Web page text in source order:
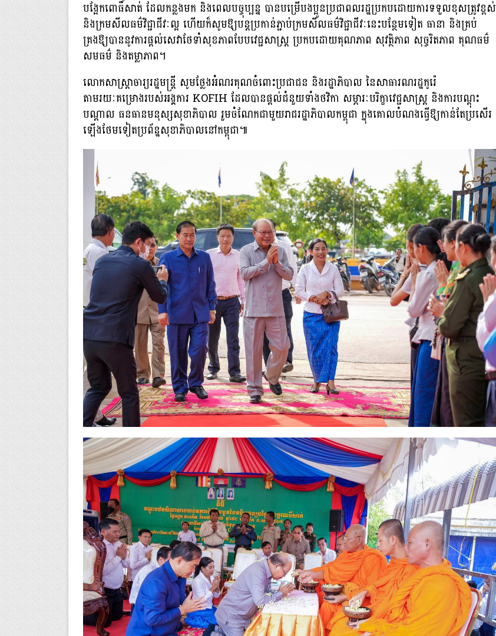
បង្អែកពោធិ៍សាត់ ដែលកន្លងមក និងពេលបច្ចុប្បន្ន បានបម្រើបងប្អូនប្រជាពលរដ្ឋប្រកបដោយការទទួលខុសត្រូវខ្ពស់
និងក្រមសីលធម៌វិជ្ជាជីវៈល្អ ហើយក៏សូមឱ្យបន្តប្រកាន់ភ្ជាប់ក្រមសីលធម៌វិជ្ជាជីវៈនេះបន្ថែមទៀត ធានា និងគ្រប់
គ្រងឱ្យបាននូវការផ្តល់សេវាថែទាំសុខភាពបែបវេជ្ជសាស្ត្រ ប្រកបដោយគុណភាព សុវត្ថិភាព សុច្ចរិតភាព គុណធម៌
សមធម៌ និងតម្លាភាព។
លោកសាស្រ្តាចារ្យរដ្ឋមន្រ្តី សូមថ្លែងអំណរគុណចំពោះប្រជាជន និងរដ្ឋាភិបាល នៃសាធារណរដ្ឋកូរ៉េ
តាមរយៈគម្រោងរបស់អង្គការ KOFIH ដែលបានផ្តល់ជំនួយទាំងថវិកា សម្ភារៈបរិក្ខាវេជ្ជសាស្រ្ត និងការបណ្តុះ
បណ្តាល ធនធានមនុស្សសុខាភិបាល រួមចំណែកជាមួយរាជរដ្ឋាភិបាលកម្ពុជា ក្នុងគោលបំណងធ្វើឱ្យកាន់តែប្រសើរ
ឡើងថែមទៀតប្រព័ន្ឋសុខាភិបាលនៅកម្ពុជា៕